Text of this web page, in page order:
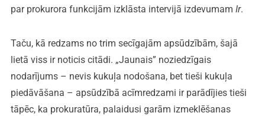
par prokurora funkcijām izklāsta intervijā izdevumam Ir.
Taču, kā redzams no trim secīgajām apsūdzībām, šajā
lietā viss ir noticis citādi. „Jaunais” noziedzīgais
nodarījums – nevis kukuļa nodošana, bet tieši kukuļa
piedāvāšana – apsūdzībā acīmredzami ir parādījies tieši
tāpēc, ka prokuratūra, palaidusi garām izmeklēšanas